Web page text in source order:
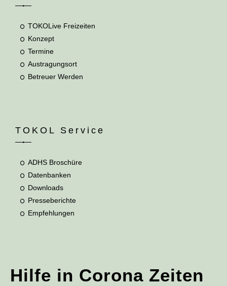
TOKOLive Freizeiten
Konzept
Termine
Austragungsort
Betreuer Werden
TOKOL Service
ADHS Broschüre
Datenbanken
Downloads
Presseberichte
Empfehlungen
Hilfe in Corona Zeiten